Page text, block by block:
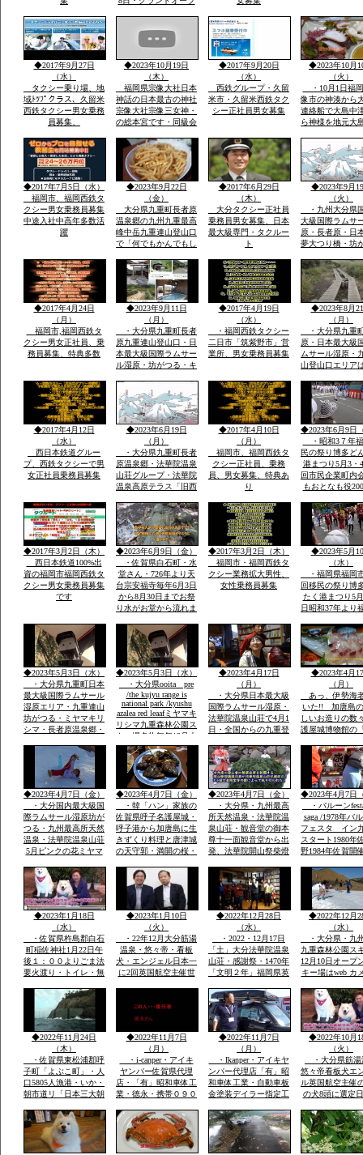
で遊べる・こども広場
「パパママと子供の専
でスキー場完備」
◆2017年9月27日
（水）
タクシー乗り場、地
域ﾄﾂﾌﾟクラス、久留米
西鉄タクシー男女乗務
員募集、
◆2023年10月19日
（木）
福岡県宗像大社日本
神話の日本最古の神社
宗像大社宗像三女神・
の総本宮です・同級会
連遺跡とお祭りに船で
行き「神宿る島」宗
像・沖ノ島関連がユネ
スコ世界遺産に登録見
て聞いてビツクリです
◆2017年9月20日
（水）
西鉄グループ・久留
米市・久留米西鉄タク
シー正社員男女募集
◆2023年10月
（火）
・10月1日福
像市の神湊から
連絡船で大島中
ら神様を地元大
地元漁師さんの
のせ神湊までそ
ご神体を宗像大
運び大島遥拝所
お宿「まなべ
◆2017年7月5日（水）
福岡市、福岡西鉄タ
クシー男女乗務員募集
中途入社中高年多数活
躍
◆2023年9月22日
（金）
大分県九重町長者原
温泉郷の九州九重最高
峰中岳九重連山登山口
で「何でもかんでもし
告・温泉豊富なエリア
で開催報告地元民のジ
ビエ料理・鹿・いのし
しのさしいれ恊力で大
変盛り上がりました
◆2017年6月29日
（木）
大分タクシー正社員
乗務員男女募集、日本
最大級専門・タクルー
ト
◆2023年9月
（火）
・九州大分県
大級国際ラムサ
原・長者原・日
夢大つり橋・坊
華院温泉山荘・
山九州最高峰中
重連山・標高・
「坊がつる賛歌
名な坊がつるキ
場
◆2017年4月24日
（月）
福岡市,福岡西鉄タ
クシー男女正社員、乗
務員募集、特典多数
◆2023年9月11日
（月）
・大分県九重町長者
原九重連山登山口・日
本最大級国際ラムサー
ル湿原・坊がつる・キ
リシマ開花。九州最高
所天然温泉・行く帰る
最低5時間前後・また
行きたい法華院温泉山
荘
◆2017年4月19日
（水）
・福岡西鉄タクシー
二日市「筑紫野市」営
業所、男女乗務員募集
◆2023年8月
（月）
・大分県九重
原・日本最大級
ムサール湿原・
山登山口エリア
暮れ雨の滝ルー
ケ池ルート・法
泉山荘の九州最
然温泉・九州最
重連山中岳ルー
◆2017年4月12日
（水）
西日本鉄道グルー
プ、西鉄タクシーで男
女正社員乗務員募集
◆2023年6月19日
（月）
・大分県九重町長者
原温泉郷・法華院温泉
山荘グループ・法華院
温泉高原テラス「旧西
ok・温泉入浴￥５０
０・併設レストラン和
洋食１０００円から２
０００・登山・研修
会・合宿全国実績多数
◆2017年4月10日
（月）
福岡市、福岡西鉄タ
クシー正社員、乗務
員、男女募集、特典あ
り
◆2023年6月9日
・昭和3７年
民の祭り博多ど
港まつり5月3・
回市民企業町内
もおとなも役
出し練り歩きま
に踊り本舞台・
加で運営再開発
バンの街で
◆2017年3月2日（木）
西日本鉄道100%出
資の福岡市福岡西鉄タ
クシー男女乗務員募集
です
◆2023年6月9日（金）
・佐賀県白石町・水
堂さん・726年より天
台宗安福寺毎年6月3日
から8月30日までお祭
り水がお堂から流れま
に顔つきがちがう飲む
とよくなる水です「体
の調子が悪い人は飲ま
ないこと」
◆2017年3月2日（木）
福岡市・福岡西鉄タ
クシー業務拡大男性、
女性乗務員募集
◆2023年5月
（水）
・福岡県福岡
回移民の祭り博
たく港まつり5
日昭和37年より
内に踊り本舞台
民企業総参加こ
人も企業も約
参加「しゃもじ
を出し参加
◆2023年5月3日（水）
・大分県九重町日本
最大級国際ラムサール
湿原エリア・九重連山
坊がつる・ミヤマキリ
シマ・長者原温泉郷・
公園スキー場・毎年12
月末の「天空の大花火
大会」２０００ｍ級の
冬の山々空に花火・・
◆2023年5月3日（水）
・大分県ooita pre
/the kujyu range is
national park /kyushu
azalea red leaafミヤマキ
リシマ九重森林公園ス
キー場名物毎年12月大
花火
◆2023年4月17日
（月）
・大分県日本最大級
国際ラムサール湿原・
法華院温泉山荘で4月1
日・全国からの九重登
開山祭と夜は九重町白
鳥神社の夜神楽の舞が
奉納当日夜「日本100
名山」を達制したスズ
キさんが拍手でした
◆2023年4月
（月）
あっ、伊勢海
いた!! 加唐島
しいお造りの数
護屋城博物館の
目、唐津城
◆2023年4月7日（金）
・大分国内最大級国
際ラムサール湿原坊が
つる・九州最高所天然
温泉・法華院温泉山荘
5月ピンクの花ミヤマ
山赤ピンク色に染ま
る・九重森林公園スキ
ー場ママと遊べる子供
専用広場・名物天空の
花火
◆2023年4月7日（金）
・韓「ハン」家族の
佐賀県呼子名護屋城・
呼子港から加唐島に生
きずくり料理と唐津城
の天守郭・満開の桜・
お刺身は・伊勢エビ・
ヒラメ・鯛・アワビ・
海老・身が動いた刺
身・焼き物・おいしか
つた
◆2023年4月7日（金）
・大分県・九州最高
所天然温泉・法華院温
泉山荘・観音堂の御本
尊十一面観音堂から出
発、法華院開山祭柴燈
ました全国からの登山
者の無事安寧を祈願す
る天気よく多数参加さ
れました
◆2023年4月7日
・バルーン
saga /1978年バ
フェスタ イン
スタート1980年
野1984年佐賀開
1984年世界大
◆2023年1月18日
（水）
・佐賀県杵島郡白石
町稲佐神社1月22日午
後１：００よりごま法
要火渡り・トイレ・無
大分県九重森林公園ス
キー場・日本一夢大吊
橋・ラムサール湿原坊
がつる・九州最高所天
然温泉法華院
◆2023年1月10日
（火）
・22年12月大分筋湯
温泉・悠々帝・看板
犬・エンジェル日本一
に2回英国航空主催世
ｓ://chinanews.jp・中
国経済新聞web版日本
載
◆2022年12月28日
（水）
・2022・12月17日
「土」大分法華院温泉
山荘・感謝祭・1470年
「文明２年」福岡県英
「現」弘蔵岳久・自然
を守り・九州最高所天
然温泉・場内には観音
堂も・国立公園ラムサ
ール湿原内
◆2022年12月
（水）
・大分県・九
九重森林公園ス
12月10日オープ
キー場はweb カ
岡市からスキー
バスＯＫ・JR
豊後森駅前・高
インターバス停
す
◆2022年11月24日
（木）
・佐賀県東松浦郡呼
子町「よぶこ町」・人
口5805人漁港・いか・
朝市道リ「日本三大朝
よ映画寅次郎子守歌撮
影場所・綱引き・近く
に名護屋城・豊臣秀
吉・１００名城選定・
◆2022年11月7日
（月）
・i-canper・アイキ
ヤンパー佐賀県代理
店・「有」昭和車体工
業・徳永・携帯０９０
８・展示場に軽・普・
大型車にキヤンパー商
品実装展示アルミハシ
ゴで登り見て・広さ寝
◆2022年11月7日
（月）
・Ikanper・アイキヤ
ンパー代理店「有」昭
和車体工業・自動車板
金塗装デイラー指定工
普・大型車実車・テン
ト実商品大展示展示場
有・説明等あれば?携
帯090-2086-2858・徳
◆2022年10月
（火）
・大分県筋湯
悠々帝看板犬エ
ル英国航空主催
の犬8頭に選定
選定・日本政府
ロンドン事務所
で通知・日本語
世界の8頭が大